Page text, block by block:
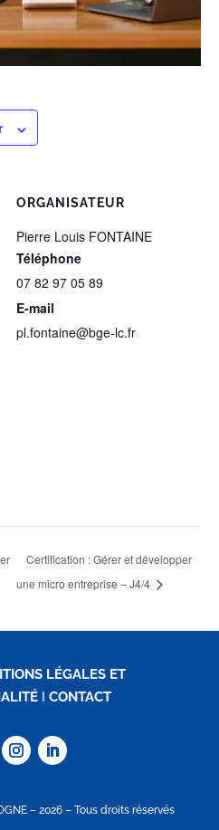
ORGANISATEUR
Pierre Louis FONTAINE
Téléphone
07 82 97 05 89
E-mail
pl.fontaine@bge-lc.fr
Certification : Gérer et développer
une micro entreprise – J4/4
LÉGALES ET
ICONTACT
– 2026 – Tous droits réservés